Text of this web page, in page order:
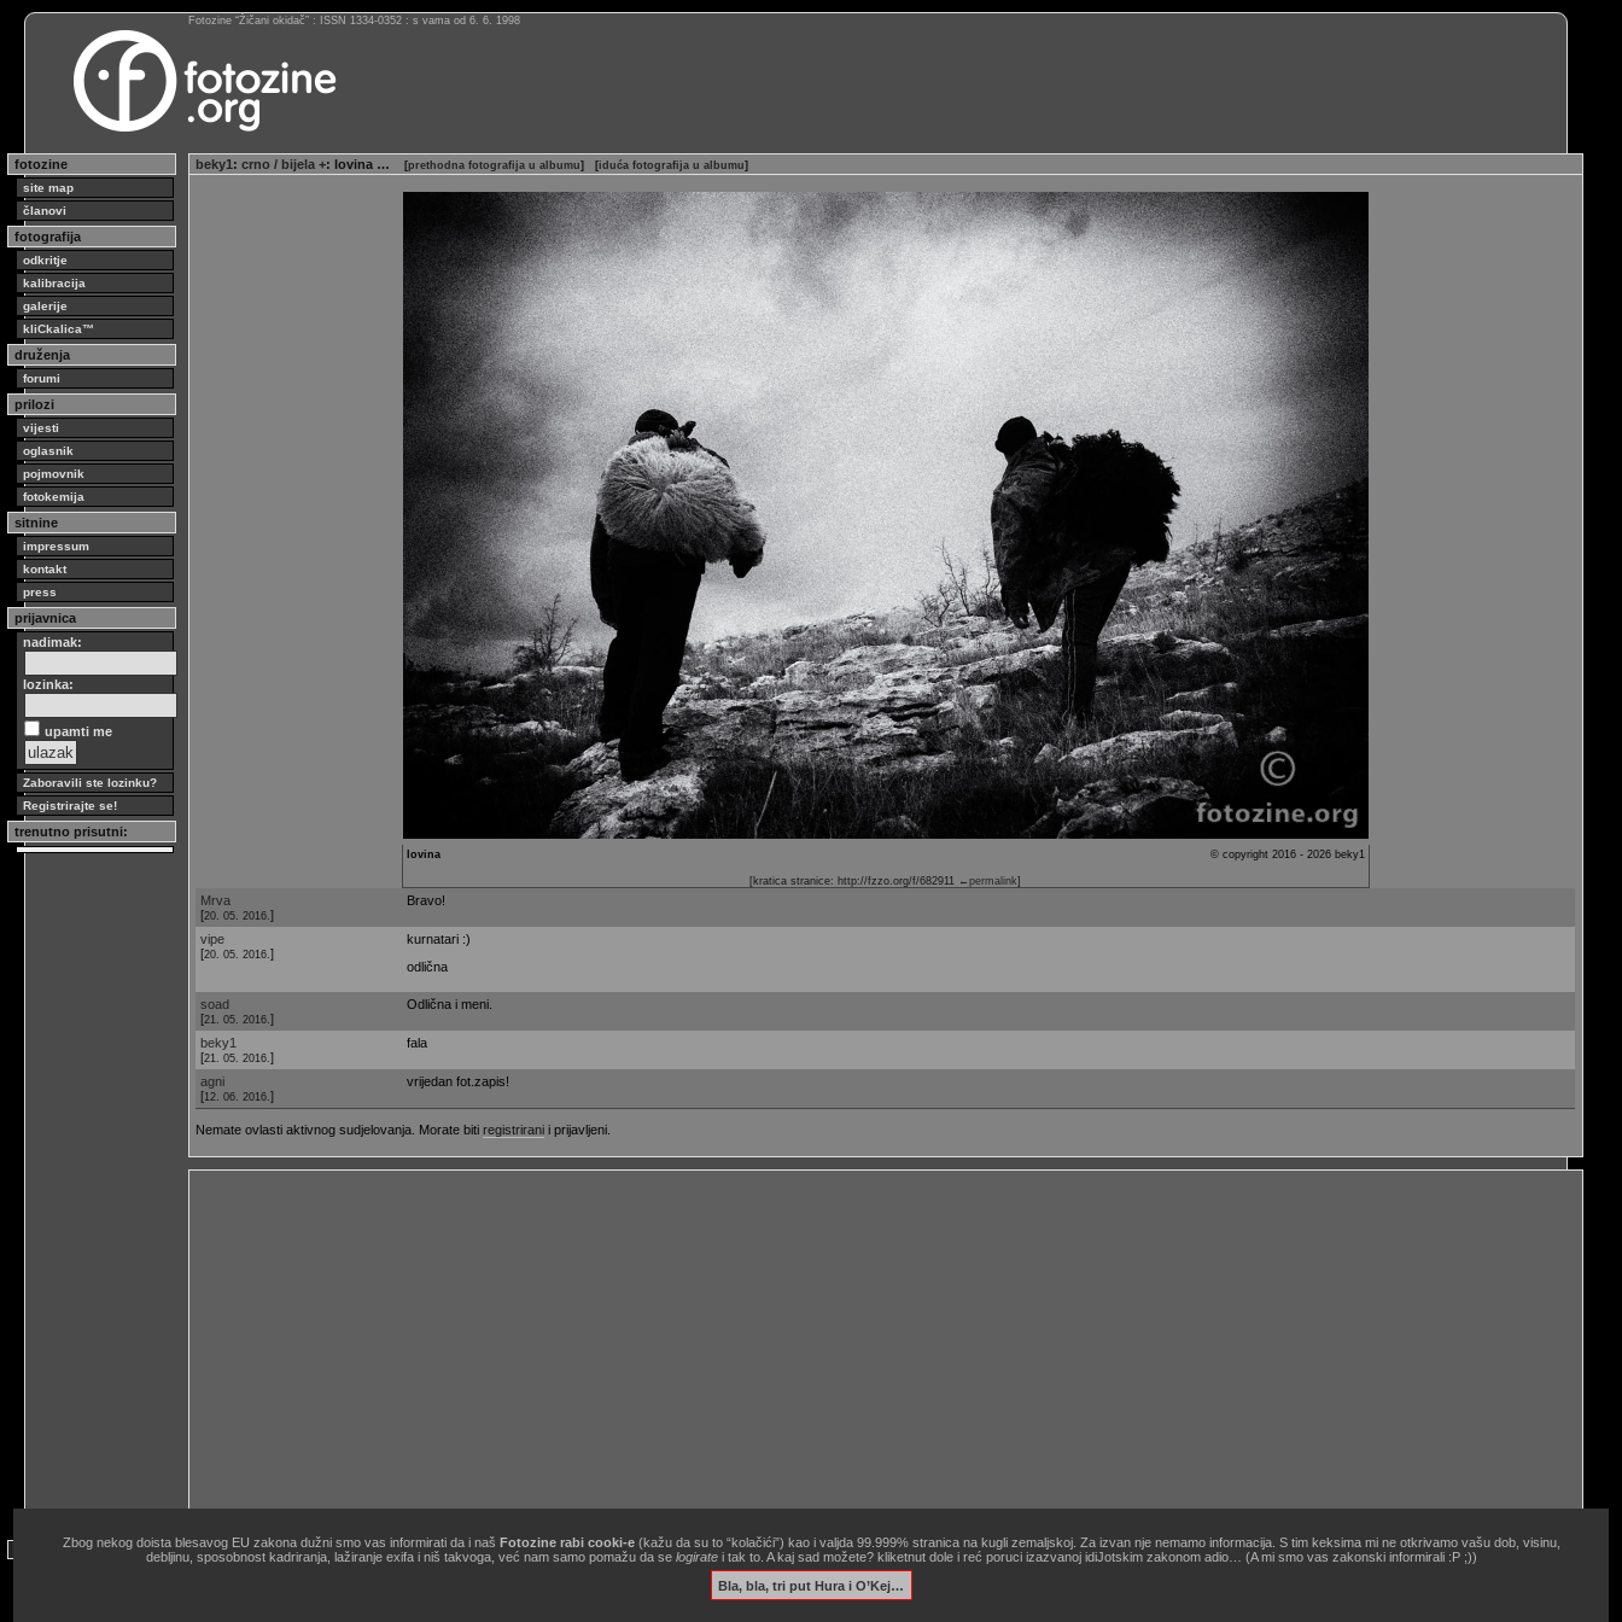
Fotozine “Žičani okidač” : ISSN 1334-0352 : s vama od 6. 6. 1998
fotozine
site map
članovi
fotografija
odkritje
kalibracija
galerije
kliCkalica™
druženja
forumi
prilozi
vijesti
oglasnik
pojmovnik
fotokemija
sitnine
impressum
kontakt
press
prijavnica
nadimak:
lozinka:
upamti me
Zaboravili ste lozinku?
Registrirajte se!
trenutno prisutni:
beky1 : crno / bijela +: lovina … [prethodna fotografija u albumu] [iduća fotografija u albumu]
© copyright 2016 - 2026 beky1
lovina
[kratica stranice: http://fzzo.org/f/682911 ←permalink]
Mrva
[20. 05. 2016. ]
Bravo!
vipe
[20. 05. 2016. ]
kurnatari :)
odlična
soad
[21. 05. 2016. ]
Odlična i meni.
beky1
[21. 05. 2016. ]
fala
agni
[12. 06. 2016. ]
vrijedan fot.zapis!
Nemate ovlasti aktivnog sudjelovanja. Morate biti registrirani i prijavljeni.
site copyright © 1998.-2026. Janko Belaj / Fotozine "Žičani okidač" [site powered byZine V3 alpha 9.1 ] .:korisnički ugovor / terms of use:. …&obavezno štivo!
Zbog nekog doista blesavog EU zakona dužni smo vas informirati da i naš Fotozine rabi cooki-e(kažu da su to “kolačići”) kao i valjda 99.999% stranica na kugli zemaljskoj. Za izvan nje nemamo informacija. S tim keksima mi ne otkrivamo vašu dob, visinu,
debljinu, sposobnost kadriranja, lažiranje exifa i niš takvoga, već nam samo pomažu da se logiratei tak to. A kaj sad možete? kliketnut dole i reć poruci izazvanoj idiJotskim zakonom adio… (A mi smo vas zakonski informirali :P ;))
Bla, bla, tri put Hura i O’Kej…